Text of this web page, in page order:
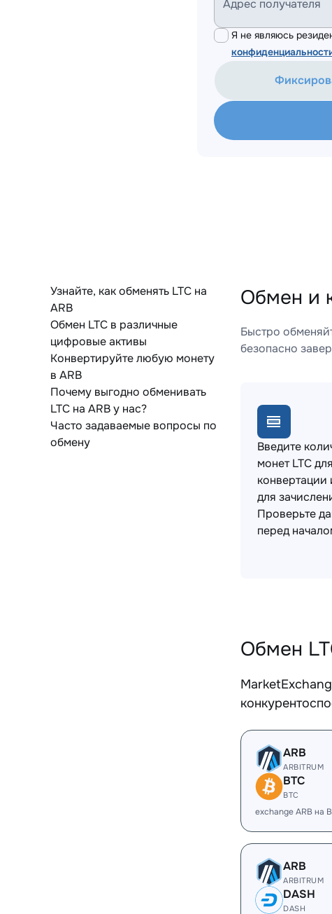
Адрес получателя
Я не являюсь
Узнайте, как обменять LTC на
ARB
Обмен LTC в различные
цифровые активы
Конвертируйте любую монету
в ARB
Почему выгодно обменивать
LTC на ARB у нас?
Часто задаваемые вопросы по
обмену
Обмен и
Быстро
безопасно
Введите
монет LTC для
конвертации
для
Проверьте
перед
Обмен
ARB
ARBITRUM
BTC
BTC
exchange ARB на
ARB
ARBITRUM
DASH
DASH